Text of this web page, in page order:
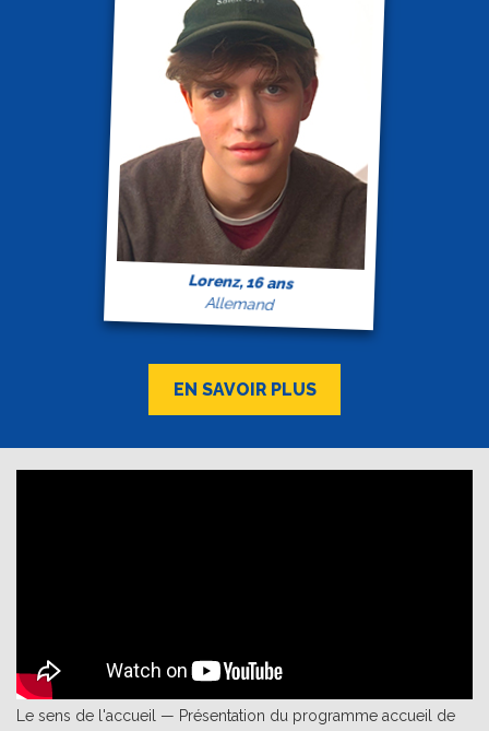
Lorenz, 16 ans
Allemand
EN SAVOIR PLUS
Le sens de l'accueil — Présentation du programme accueil de